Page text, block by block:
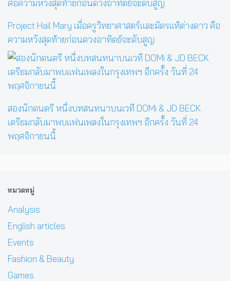
Project Hail Mary เมื่อครูวิทยาศาสตร์และมิตรแท้ต่างดาว คือ
ความหวังสุดท้ายก่อนดวงอาทิตย์จะดับสูญ
สองนักดนตรี หนึ่งบทสนทนาบนเวที DOMi & JD BECK
เตรียมกลับมาพบแฟนเพลงในกรุงเทพฯ อีกครั้ง วันที่ 24
พฤศจิกายนนี้
หมวดหมู่
Analysis
English articles
Events
Fashion & Beauty
Games